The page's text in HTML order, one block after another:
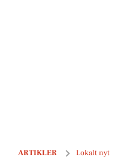
ARTIKLER Lokalt nyt
Fynske kommuner